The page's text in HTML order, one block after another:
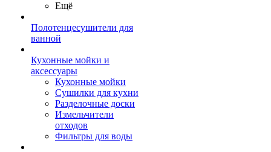
Ещё
Полотенцесушители для
ванной
Кухонные мойки и
аксессуары
Кухонные мойки
Сушилки для кухни
Разделочные доски
Измельчители
отходов
Фильтры для воды